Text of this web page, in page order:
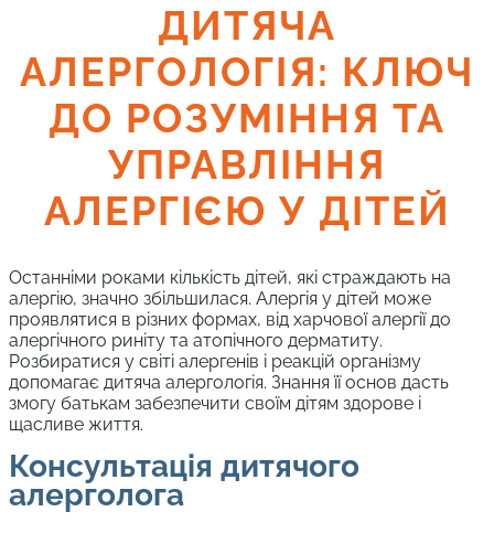
ДИТЯЧА
АЛЕРГОЛОГІЯ: КЛЮЧ
ДО РОЗУМІННЯ ТА
УПРАВЛІННЯ
АЛЕРГІЄЮ У ДІТЕЙ
Останніми роками кількість дітей, які страждають на
алергію, значно збільшилася. Алергія у дітей може
проявлятися в різних формах, від харчової алергії до
алергічного риніту та атопічного дерматиту.
Розбиратися у світі алергенів і реакцій організму
допомагає дитяча алергологія. Знання її основ дасть
змогу батькам забезпечити своїм дітям здорове і
щасливе життя.
Консультація дитячого
алерголога